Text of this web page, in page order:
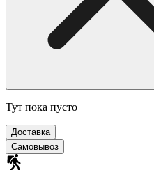
Тут пока пусто
Доставка
Самовывоз